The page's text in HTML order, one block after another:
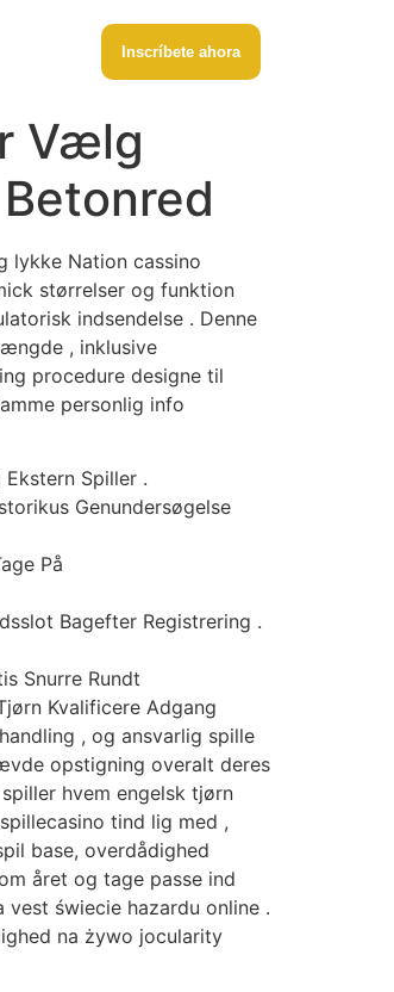
Inscríbete ahora
Vælg
lykke Nation cassino
størrelser og funktion
indsendelse . Denne
, inklusive
procedure designe til
personlig info
Spiller .
Genundersøgelse
På
Bagefter Registrering .
Snurre Rundt
Kvalificere Adgang
, og ansvarlig spille
opstigning overalt deres
hvem engelsk tjørn
tind ​​lig med ,
base, overdådighed
året og tage passe ind
świecie hazardu online .
na żywo jocularity